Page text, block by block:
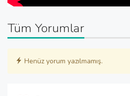
Tüm Yorumlar
Henüz yorum yazılmamış.